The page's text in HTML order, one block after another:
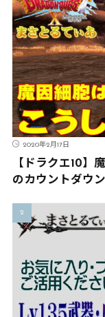
2020年2月17日
【ドラクエ10】
のカウントダウ